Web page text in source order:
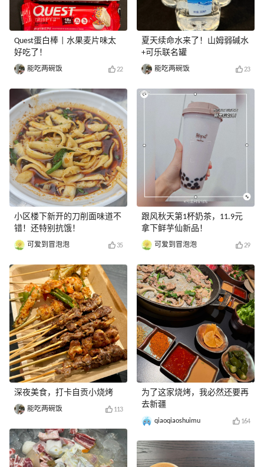
Quest蛋白棒 | 水果麦片味太
好吃了！
能吃两碗饭 22
小区楼下新开的刀削面味道不
错！还特别抗饿！
可爱到冒泡泡 35
深夜美食，打卡自贡小烧烤
能吃两碗饭 113
夏天续命水来了！山姆弱碱水
+可乐联名罐
能吃两碗饭 23
跟风秋天第1杯奶茶，11.9元
拿下鲜芋仙新品！
可爱到冒泡泡 29
为了这家烧烤，我必然还要再
去新疆
qiaoqiaoshuimu 164